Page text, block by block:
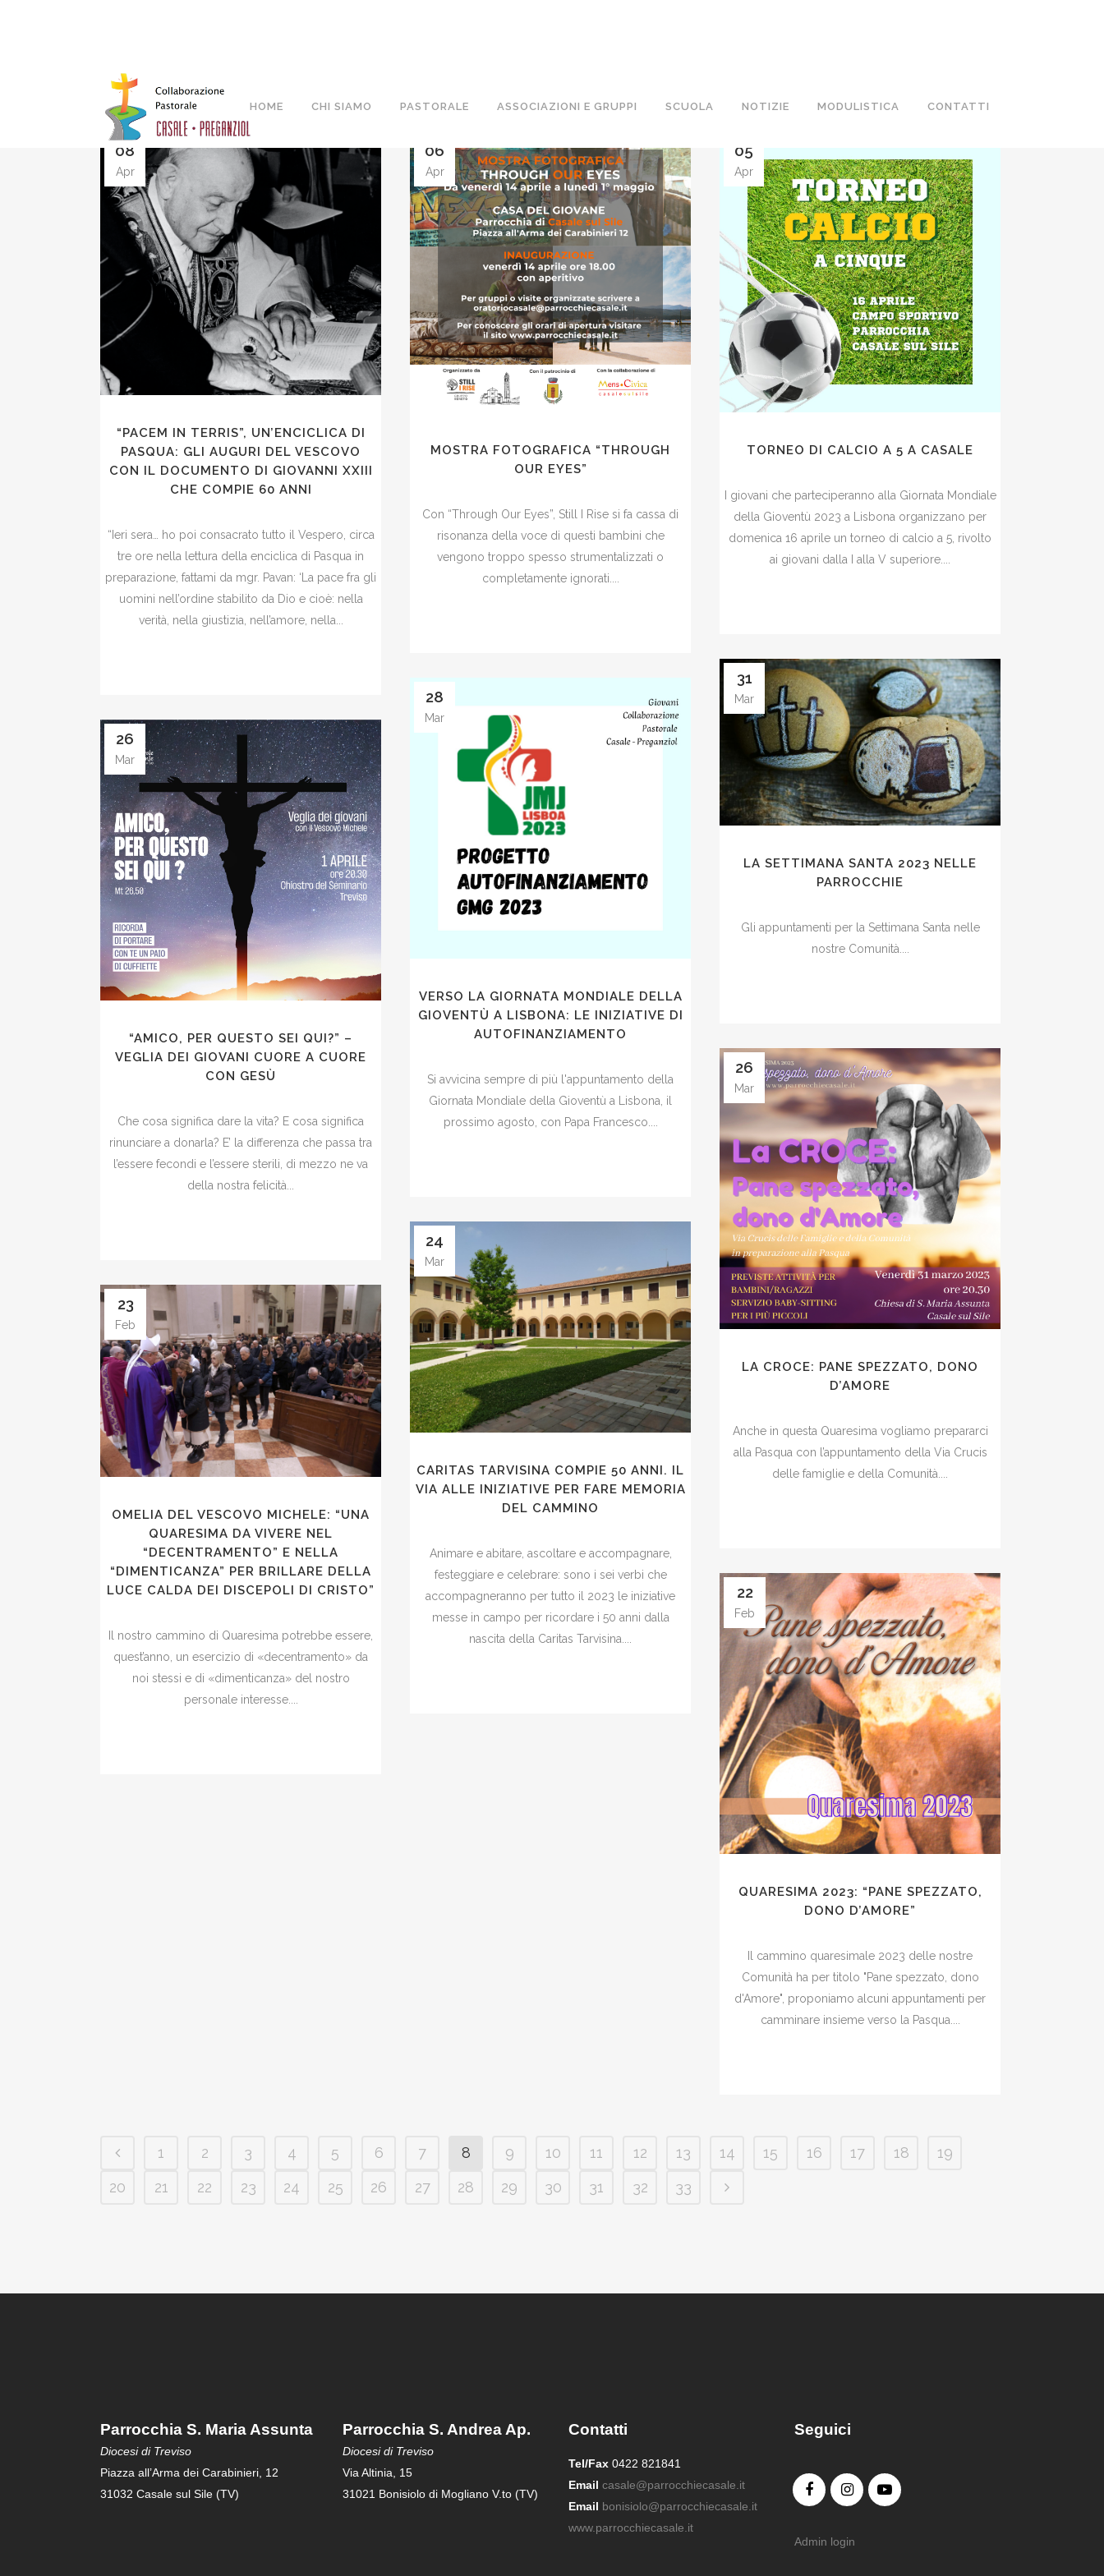
HOME CHI SIAMO PASTORALE ASSOCIAZIONI E GRUPPI SCUOLA NOTIZIE MODULISTICA CONTATTI
08
Apr
“PACEM IN TERRIS”, UN’ENCICLICA DI
PASQUA: GLI AUGURI DEL VESCOVO
CON IL DOCUMENTO DI GIOVANNI XXIII
CHE COMPIE 60 ANNI
“Ieri sera… ho poi consacrato tutto il Vespero, circa
tre ore nella lettura della enciclica di Pasqua in
preparazione, fattami da mgr. Pavan: ‘La pace fra gli
uomini nell’ordine stabilito da Dio e cioè: nella
verità, nella giustizia, nell’amore, nella...
06
Apr
MOSTRA FOTOGRAFICA “THROUGH
OUR EYES”
Con “Through Our Eyes”, Still I Rise si fa cassa di
risonanza della voce di questi bambini che
vengono troppo spesso strumentalizzati o
completamente ignorati....
05
Apr
TORNEO DI CALCIO A 5 A CASALE
I giovani che parteciperanno alla Giornata Mondiale
della Gioventù 2023 a Lisbona organizzano per
domenica 16 aprile un torneo di calcio a 5, rivolto
ai giovani dalla I alla V superiore....
31
Mar
LA SETTIMANA SANTA 2023 NELLE
PARROCCHIE
Gli appuntamenti per la Settimana Santa nelle
nostre Comunità....
28
Mar
VERSO LA GIORNATA MONDIALE DELLA
GIOVENTÙ A LISBONA: LE INIZIATIVE DI
AUTOFINANZIAMENTO
Si avvicina sempre di più l'appuntamento della
Giornata Mondiale della Gioventù a Lisbona, il
prossimo agosto, con Papa Francesco....
26
Mar
“AMICO, PER QUESTO SEI QUI?” –
VEGLIA DEI GIOVANI CUORE A CUORE
CON GESÙ
Che cosa significa dare la vita? E cosa significa
rinunciare a donarla? E’ la differenza che passa tra
l’essere fecondi e l’essere sterili, di mezzo ne va
della nostra felicità...
26
Mar
LA CROCE: PANE SPEZZATO, DONO
D’AMORE
Anche in questa Quaresima vogliamo prepararci
alla Pasqua con l’appuntamento della Via Crucis
delle famiglie e della Comunità....
24
Mar
CARITAS TARVISINA COMPIE 50 ANNI. IL
VIA ALLE INIZIATIVE PER FARE MEMORIA
DEL CAMMINO
Animare e abitare, ascoltare e accompagnare,
festeggiare e celebrare: sono i sei verbi che
accompagneranno per tutto il 2023 le iniziative
messe in campo per ricordare i 50 anni dalla
nascita della Caritas Tarvisina....
23
Feb
OMELIA DEL VESCOVO MICHELE: “UNA
QUARESIMA DA VIVERE NEL
“DECENTRAMENTO” E NELLA
“DIMENTICANZA” PER BRILLARE DELLA
LUCE CALDA DEI DISCEPOLI DI CRISTO”
Il nostro cammino di Quaresima potrebbe essere,
quest’anno, un esercizio di «decentramento» da
noi stessi e di «dimenticanza» del nostro
personale interesse....
22
Feb
QUARESIMA 2023: “PANE SPEZZATO,
DONO D’AMORE”
Il cammino quaresimale 2023 delle nostre
Comunità ha per titolo "Pane spezzato, dono
d'Amore", proponiamo alcuni appuntamenti per
camminare insieme verso la Pasqua....
1 2 3 4 5 6 7 8 9 10 11 12 13 14 15 16 17 18
19
20
21 22 23 24 25 26 27 28 29 30 31 32 33
Parrocchia S. Maria Assunta
Diocesi di Treviso
Piazza all’Arma dei Carabinieri, 12
31032 Casale sul Sile (TV)
Parrocchia S. Andrea Ap.
Diocesi di Treviso
Via Altinia, 15
31021 Bonisiolo di Mogliano V.to (TV)
Contatti
Tel/Fax 0422 821841
Email casale@parrocchiecasale.it
Email bonisiolo@parrocchiecasale.it
www.parrocchiecasale.it
Seguici
Admin login